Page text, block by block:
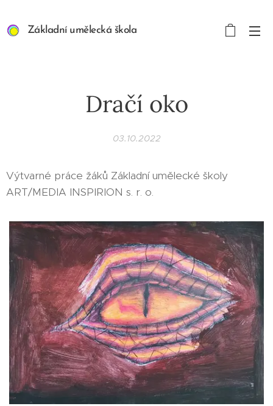
Základní umělecká škola
Dračí oko
03.10.2022
Výtvarné práce žáků Základní umělecké školy
ART/MEDIA INSPIRION s. r. o.